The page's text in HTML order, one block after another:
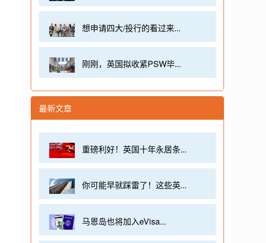
想申请四大/投行的看过来...
刚刚，英国拟收紧PSW毕...
最新文章
重磅利好！英国十年永居条...
你可能早就踩雷了！这些英...
马恩岛也将加入eVisa...